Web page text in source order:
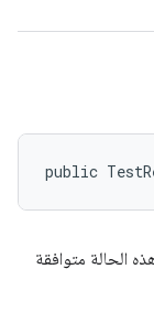
public
الحالة متوافقة